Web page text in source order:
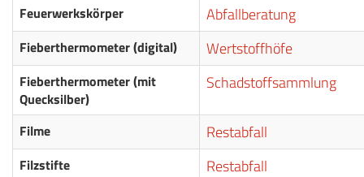
Feuerwerkskörper Abfallberatung
Fieberthermometer (digital) Wertstoffhöfe
Fieberthermometer (mit
Quecksilber)
Schadstoffsammlung
Filme Restabfall
Filzstifte Restabfall